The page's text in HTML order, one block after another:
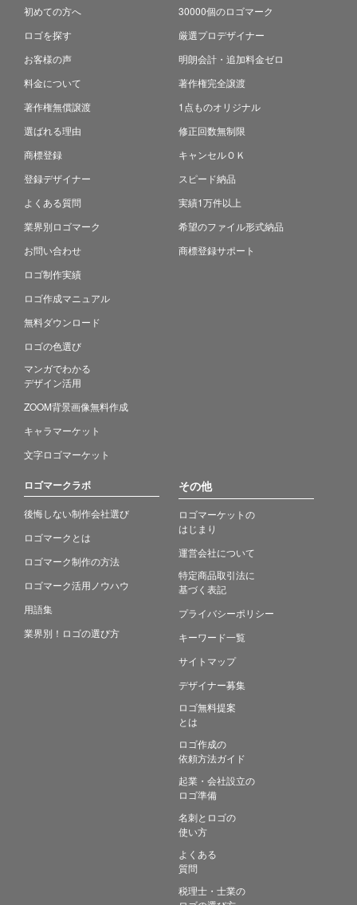
初めての方へ
ロゴを探す
お客様の声
料金について
著作権無償譲渡
選ばれる理由
商標登録
登録デザイナー
よくある質問
業界別ロゴマーク
お問い合わせ
ロゴ制作実績
ロゴ作成マニュアル
無料ダウンロード
ロゴの色選び
マンガでわかる
デザイン活用
ZOOM背景画像無料作成
キャラマーケット
文字ロゴマーケット
30000個のロゴマーク
厳選プロデザイナー
明朗会計・追加料金ゼロ
著作権完全譲渡
1点ものオリジナル
修正回数無制限
キャンセルＯＫ
スピード納品
実績1万件以上
希望のファイル形式納品
商標登録サポート
ロゴマークラボ
後悔しない制作会社選び
ロゴマークとは
ロゴマーク制作の方法
ロゴマーク活用ノウハウ
用語集
業界別！ロゴの選び方
その他
ロゴマーケットの
はじまり
運営会社について
特定商品取引法に
基づく表記
プライバシーポリシー
キーワード一覧
サイトマップ
デザイナー募集
ロゴ無料提案
とは
ロゴ作成の
依頼方法ガイド
起業・会社設立の
ロゴ準備
名刺とロゴの
使い方
よくある
質問
税理士・士業の